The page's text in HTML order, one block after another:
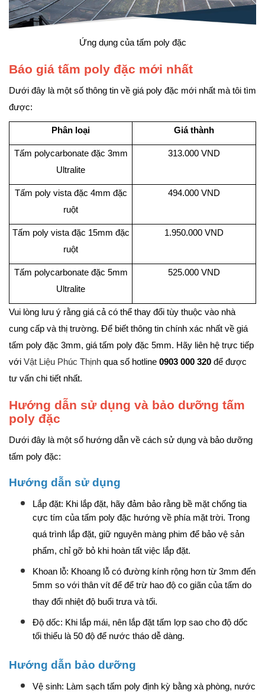
Ứng dụng của tấm poly đặc
Báo giá tấm poly đặc mới nhất
Dưới đây là một số thông tin về giá poly đặc mới nhất mà tôi tìm
được:
Phân loại Giá thành
Tấm polycarbonate đặc 3mm
Ultralite
313.000 VND
Tấm poly vista đặc 4mm đặc
ruột
494.000 VND
Tấm poly vista đặc 15mm đặc
ruột
1.950.000 VND
Tấm polycarbonate đặc 5mm
Ultralite
525.000 VND
Vui lòng lưu ý rằng giá cả có thể thay đổi tùy thuộc vào nhà
cung cấp và thị trường. Để biết thông tin chính xác nhất về giá
tấm poly đặc 3mm, giá tấm poly đặc 5mm. Hãy liên hệ trực tiếp
với Vật Liệu Phúc Thịnh qua số hotline 0903 000 320 để được
tư vấn chi tiết nhất.
Hướng dẫn sử dụng và bảo dưỡng tấm
poly đặc
Dưới đây là một số hướng dẫn về cách sử dụng và bảo dưỡng
tấm poly đặc:
Hướng dẫn sử dụng
Lắp đặt: Khi lắp đặt, hãy đảm bảo rằng bề mặt chống tia
cực tím của tấm poly đặc hướng về phía mặt trời. Trong
quá trình lắp đặt, giữ nguyên màng phim để bảo vệ sản
phẩm, chỉ gỡ bỏ khi hoàn tất việc lắp đặt.
Khoan lỗ: Khoang lỗ có đường kính rộng hơn từ 3mm đến
5mm so với thân vít để để trừ hao độ co giãn của tấm do
thay đổi nhiệt độ buổi trưa và tối.
Độ dốc: Khi lắp mái, nên lắp đặt tấm lợp sao cho độ dốc
tối thiểu là 50 độ để nước tháo dễ dàng.
Hướng dẫn bảo dưỡng
Vệ sinh: Làm sạch tấm poly định kỳ bằng xà phòng, nước